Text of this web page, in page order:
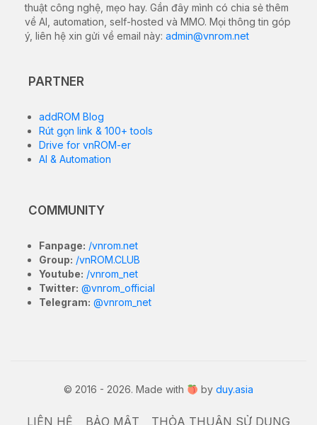
thuật công nghệ, mẹo hay. Gần đây mình có chia sẻ thêm
về AI, automation, self-hosted và MMO. Mọi thông tin góp
ý, liên hệ xin gửi về email này: admin@vnrom.net
PARTNER
addROM Blog
Rút gọn link & 100+ tools
Drive for vnROM-er
AI & Automation
COMMUNITY
Fanpage: /vnrom.net
Group: /vnROM.CLUB
Youtube: /vnrom_net
Twitter: @vnrom_official
Telegram: @vnrom_net
© 2016 - 2026. Made with by duy.asia
LIÊN HỆ BẢO MẬT THỎA THUẬN SỬ DỤNG